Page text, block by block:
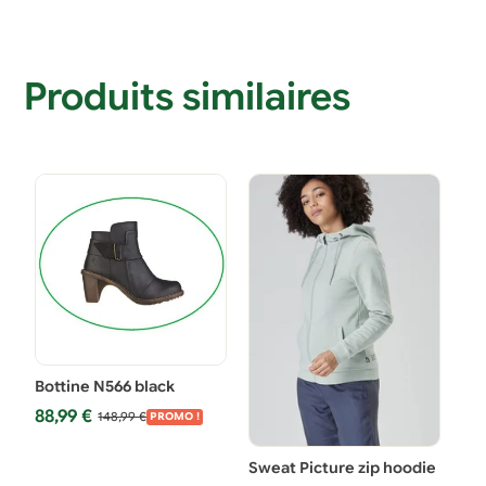
Produits similaires
Bottine N566 black
148,99€
Le
88,99€
Le
PROMO !
Sweat Picture zip hoodie